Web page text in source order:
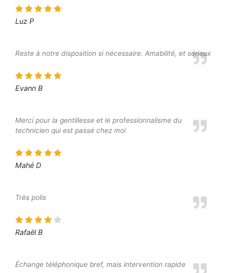
Luz P
Reste à notre disposition si nécessaire. Amabilité, et sérieux
Evann B
Merci pour la gentillesse et le professionnalisme du
technicien qui est passé chez moi
Mahé D
Très polis
Rafaël B
Échange téléphonique bref, mais intervention rapide